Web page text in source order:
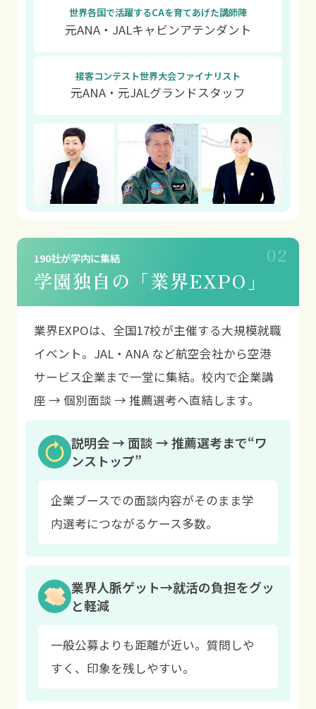
世界各国で活躍するCAを育てあげた講師陣
元ANA・JALキャビンアテンダント
接客コンテスト世界大会ファイナリスト
元ANA・元JALグランドスタッフ
学園独自の「業界EXPO」
業界EXPOは、全国17校が主催する大規模就職
イベント。JAL・ANA など航空会社から空港
サービス企業まで一堂に集結。校内で企業講
座 → 個別面談 → 推薦選考へ直結します。
説明会 → 面談 → 推薦選考まで“ワ
ンストップ”
企業ブースでの面談内容がそのまま学
内選考につながるケース多数。
業界人脈ゲット→就活の負担をグッ
と軽減
一般公募よりも距離が近い。質問しや
すく、印象を残しやすい。